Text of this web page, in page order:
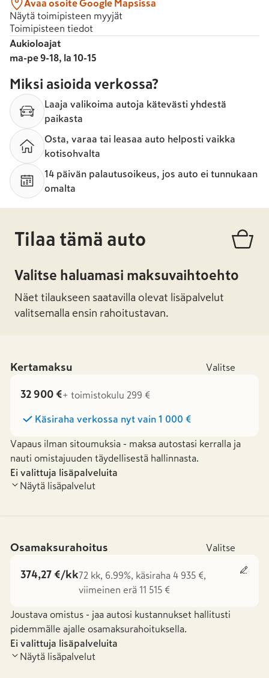
Avaa osoite Google Mapsissa
Näytä toimipisteen myyjät
Toimipisteen tiedot
Aukioloajat
ma-pe 9-18, la 10-15
Miksi asioida verkossa?
Laaja valikoima autoja kätevästi yhdestä
paikasta
Osta, varaa tai leasaa auto helposti vaikka
kotisohvalta
14 päivän palautusoikeus, jos auto ei tunnukaan
omalta
Tilaa tämä auto
Valitse haluamasi maksuvaihtoehto
Näet tilaukseen saatavilla olevat lisäpalvelut
valitsemalla ensin rahoitustavan.
Kertamaksu Valitse
32 900 €+ toimistokulu 299 €
Käsiraha verkossa nyt vain 1 000 €
Vapaus ilman sitoumuksia - maksa autostasi kerralla ja
nauti omistajuuden täydellisestä hallinnasta.
Ei valittuja lisäpalveluita
Näytä lisäpalvelut
Osamaksurahoitus Valitse
374,27 €/kk72 kk, 6.99%, käsiraha 4 935 €,
viimeinen erä 11 515 €
Joustava omistus - jaa autosi kustannukset hallitusti
pidemmälle ajalle osamaksurahoituksella.
Ei valittuja lisäpalveluita
Näytä lisäpalvelut